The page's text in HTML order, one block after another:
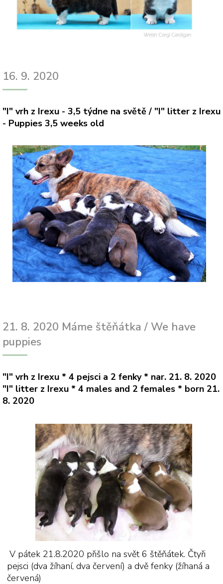
16. 9. 2020
"I" vrh z Irexu - 3,5 týdne na světě / "I" litter z Irexu
- Puppies 3,5 weeks old
21. 8. 2020 Máme štěňátka / We have
puppies
"I" vrh z Irexu * 4 pejsci a 2 fenky * nar. 21. 8. 2020
"I" litter z Irexu * 4 males and 2 females * born 21.
8. 2020
V pátek 21.8.2020 přišlo na svět 6 štěňátek. Čtyři
pejsci (dva žíhaní, dva červení) a dvě fenky (žíhaná a
červená)